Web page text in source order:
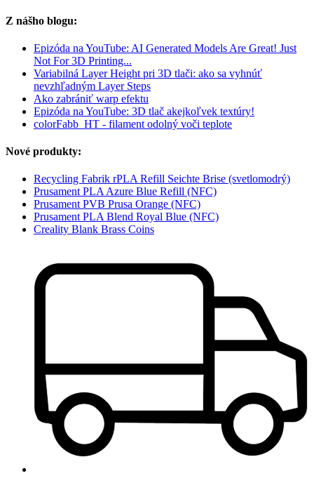
Z nášho blogu:
Epizóda na YouTube: AI Generated Models Are Great! Just
Not For 3D Printing...
Variabilná Layer Height pri 3D tlači: ako sa vyhnúť
nevzhľadným Layer Steps
Ako zabrániť warp efektu
Epizóda na YouTube: 3D tlač akejkoľvek textúry!
colorFabb_HT - filament odolný voči teplote
Nové produkty:
Recycling Fabrik rPLA Refill Seichte Brise (svetlomodrý)
Prusament PLA Azure Blue Refill (NFC)
Prusament PVB Prusa Orange (NFC)
Prusament PLA Blend Royal Blue (NFC)
Creality Blank Brass Coins